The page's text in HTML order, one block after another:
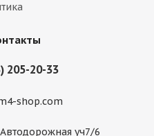
205-20-33
shop.com
уч7/6